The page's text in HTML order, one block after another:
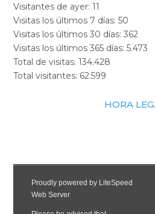
Visitantes de ayer:11
Visitas los últimos 7 días:50
Visitas los últimos 30 días:362
Visitas los últimos 365 días:5.473
Total de visitas:134.428
Total visitantes: 62.599
HORA